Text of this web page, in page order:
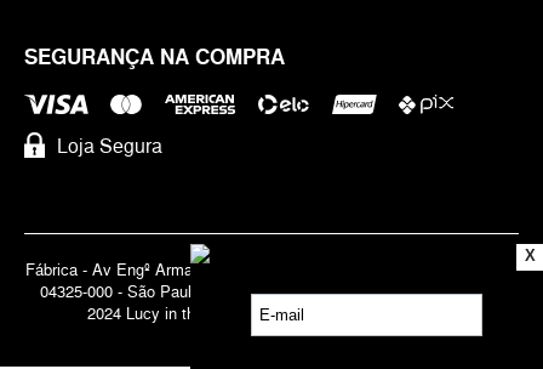
SEGURANÇA NA COMPRA
Loja Segura
Fábrica - Av Engº Armando de Arruda Pereira, 3888 - Jabaquara | Cep
04325-000 - São Paulo - SP - Brasil CNPJ 71.947.691/0001-83 | ©
2024 Lucy in the Sky | Todos os direitos reservados.
X